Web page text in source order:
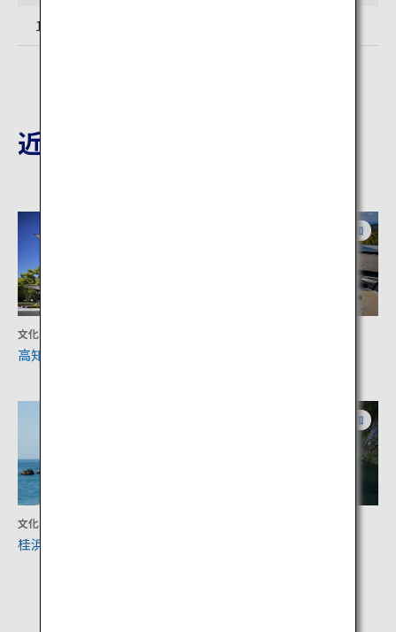
18歳以上420円
近隣の観光地
文化
高知城歴史博物館
高知
文化
桂浜
高知